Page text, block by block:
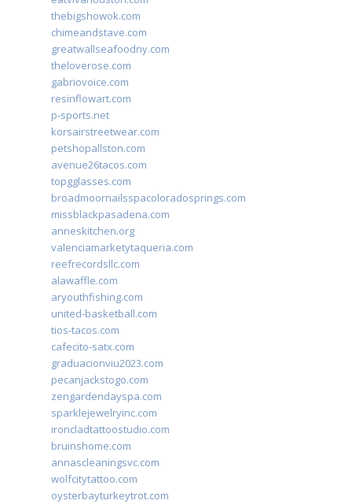
thebigshowok.com
chimeandstave.com
greatwallseafoodny.com
theloverose.com
gabriovoice.com
resinflowart.com
p-sports.net
korsairstreetwear.com
petshopallston.com
avenue26tacos.com
topgglasses.com
broadmoornailsspacoloradosprings.com
missblackpasadena.com
anneskitchen.org
valenciamarketytaqueria.com
reefrecordsllc.com
alawaffle.com
aryouthfishing.com
united-basketball.com
tios-tacos.com
cafecito-satx.com
graduacionviu2023.com
pecanjackstogo.com
zengardendayspa.com
sparklejewelryinc.com
ironcladtattoostudio.com
bruinshome.com
annascleaningsvc.com
wolfcitytattoo.com
oysterbayturkeytrot.com